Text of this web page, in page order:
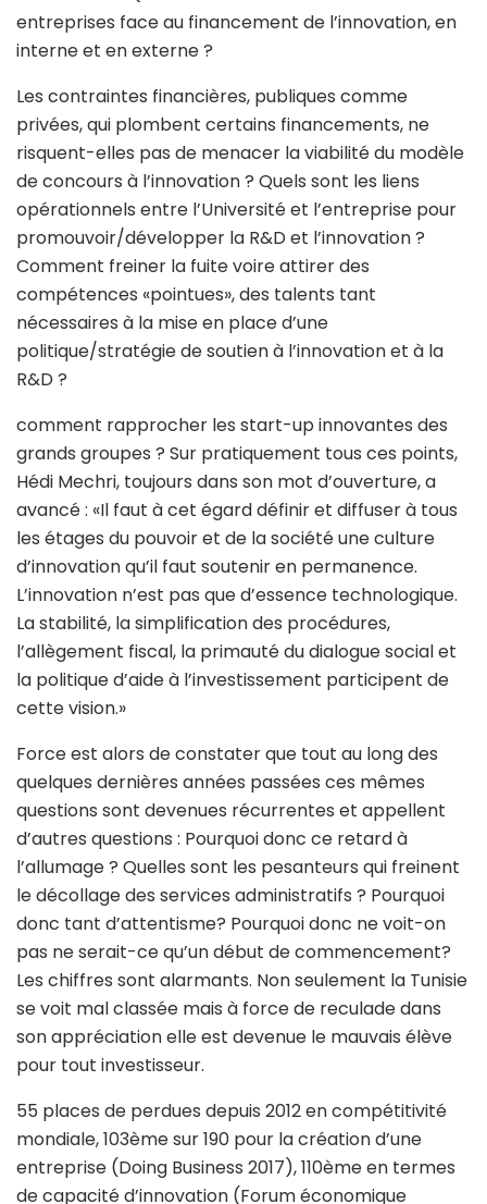
entreprises face au financement de l’innovation, en
interne et en externe ?
Les contraintes financières, publiques comme
privées, qui plombent certains financements, ne
risquent-elles pas de menacer la viabilité du modèle
de concours à l’innovation ? Quels sont les liens
opérationnels entre l’Université et l’entreprise pour
promouvoir/développer la R&D et l’innovation ?
Comment freiner la fuite voire attirer des
compétences «pointues», des talents tant
nécessaires à la mise en place d’une
politique/stratégie de soutien à l’innovation et à la
R&D ?
comment rapprocher les start-up innovantes des
grands groupes ? Sur pratiquement tous ces points,
Hédi Mechri, toujours dans son mot d’ouverture, a
avancé : «Il faut à cet égard définir et diffuser à tous
les étages du pouvoir et de la société une culture
d’innovation qu’il faut soutenir en permanence.
L’innovation n’est pas que d’essence technologique.
La stabilité, la simplification des procédures,
l’allègement fiscal, la primauté du dialogue social et
la politique d’aide à l’investissement participent de
cette vision.»
Force est alors de constater que tout au long des
quelques dernières années passées ces mêmes
questions sont devenues récurrentes et appellent
d’autres questions : Pourquoi donc ce retard à
l’allumage ? Quelles sont les pesanteurs qui freinent
le décollage des services administratifs ? Pourquoi
donc tant d’attentisme? Pourquoi donc ne voit-on
pas ne serait-ce qu’un début de commencement?
Les chiffres sont alarmants. Non seulement la Tunisie
se voit mal classée mais à force de reculade dans
son appréciation elle est devenue le mauvais élève
pour tout investisseur.
55 places de perdues depuis 2012 en compétitivité
mondiale, 103ème sur 190 pour la création d’une
entreprise (Doing Business 2017), 110ème en termes
de capacité d’innovation (Forum économique